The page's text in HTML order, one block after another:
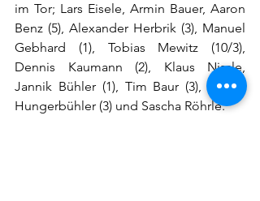
im Tor; Lars Eisele, Armin Bauer, Aaron
Benz (5), Alexander Herbrik (3), Manuel
Gebhard (1), Tobias Mewitz (10/3),
Dennis Kaumann (2), Klaus Nissle,
Jannik Bühler (1), Tim Baur (3), Daniel
Hungerbühler (3) und Sascha Röhrle.